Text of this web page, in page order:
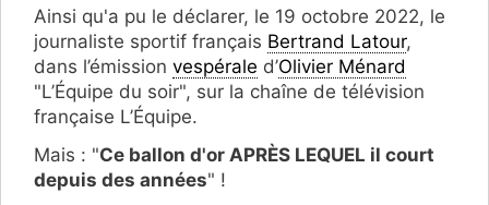
Ainsi qu'a pu le déclarer, le 19 octobre 2022, le
journaliste sportif français Bertrand Latour,
dans l’émission vespérale d’Olivier Ménard
"L’Équipe du soir", sur la chaîne de télévision
française L’Équipe.
Mais : "Ce ballon d'or APRÈS LEQUEL il court
depuis des années" !